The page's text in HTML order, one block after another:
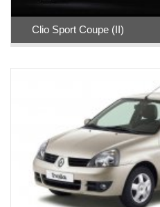
Clio Sport Coupe (II)